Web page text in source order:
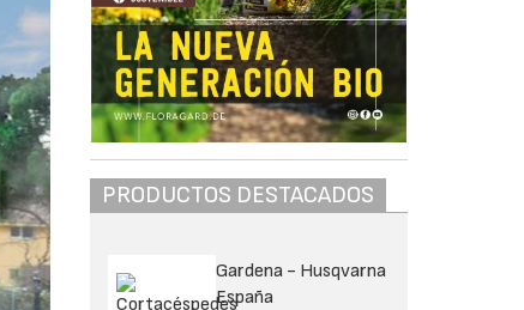
PRODUCTOS DESTACADOS
Gardena - Husqvarna
España